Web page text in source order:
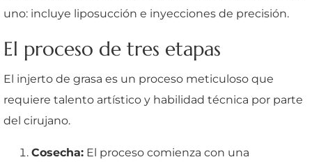
uno: incluye liposucción e inyecciones de precisión.
El proceso de tres etapas
El injerto de grasa es un proceso meticuloso que
requiere talento artístico y habilidad técnica por parte
del cirujano.
Cosecha: El proceso comienza con una